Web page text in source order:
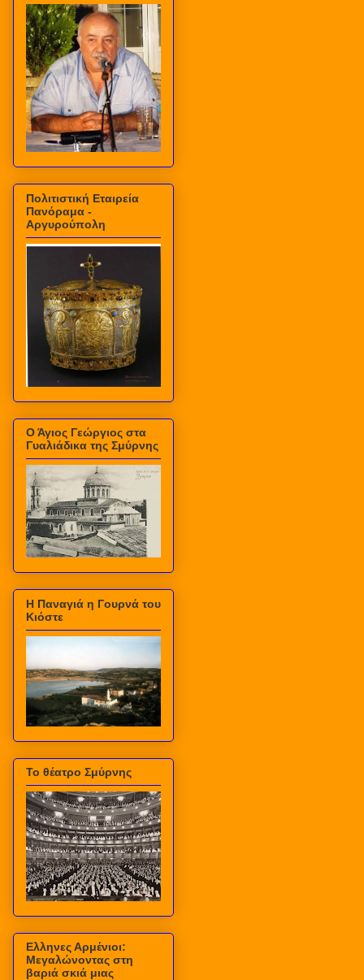
Πολιτιστική Εταιρεία
Πανόραμα -
Αργυρούπολη
Ο Άγιος Γεώργιος στα
Γυαλιάδικα της Σμύρνης
Η Παναγιά η Γουρνά του
Κιόστε
Το θέατρο Σμύρνης
Ελληνες Αρμένιοι:
Μεγαλώνοντας στη
βαριά σκιά μιας